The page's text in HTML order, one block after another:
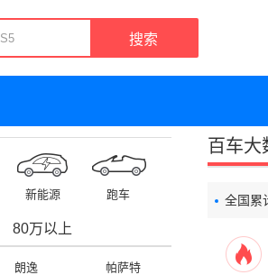
搜索
新能源 跑车
80万以上
朗逸 帕萨特
百车大
全国累
6768